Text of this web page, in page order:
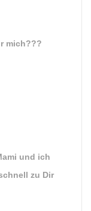
mich???
und ich
zu Dir